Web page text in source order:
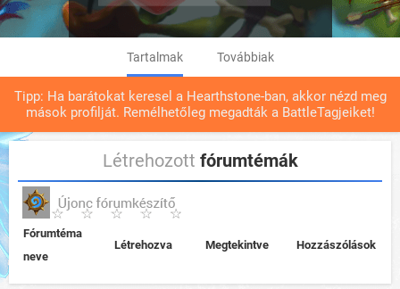
Tartalmak Továbbiak
Tipp: Ha barátokat keresel a Hearthstone-ban, akkor nézd meg
mások profilját. Remélhetőleg megadták a BattleTagjeiket!
Létrehozott fórumtémák
Fórumtéma
neve
Létrehozva Megtekintve Hozzászólások